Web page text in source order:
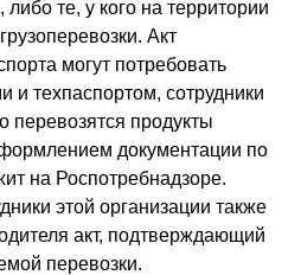
те, у кого на территории
Акт
могут потребовать
и техпаспортом, сотрудники
перевозятся продукты
документации по
на Роспотребнадзоре.
этой организации также
акт, подтверждающий
перевозки.